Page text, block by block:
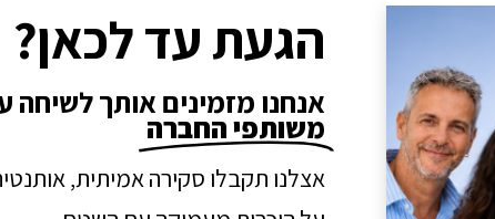
הגעת עד לכאן?
אנחנו מזמינים אותך לשיחה
משותפי החברה
אצלנו תקבלו סקירה אמיתית,